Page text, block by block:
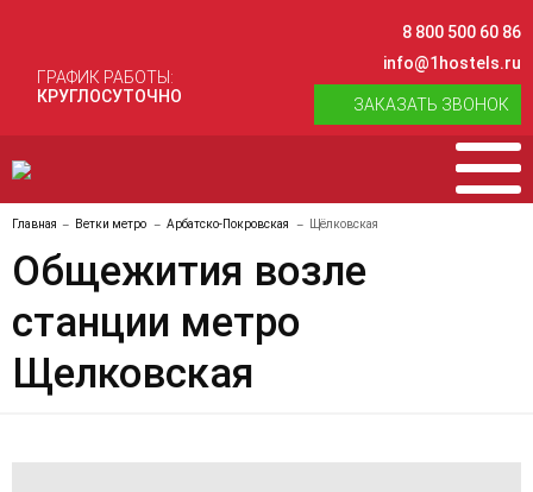
ГРАФИК РАБОТЫ:
КРУГЛОСУТОЧНО
8 800 500 60 86
info@1hostels.ru
ЗАКАЗАТЬ ЗВОНОК
Главная Ветки метро Арбатско-Покровская Щёлковская
Общежития возле
станции метро
Щелковская